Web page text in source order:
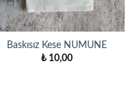
Baskısız Kese NUMUNE
₺10,00